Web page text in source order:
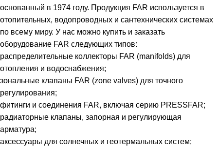
основанный в 1974 году. Продукция FAR используется в
отопительных, водопроводных и сантехнических системах
по всему миру. У нас можно купить и заказать
оборудование FAR следующих типов:
распределительные коллекторы FAR (manifolds) для
отопления и водоснабжения;
зональные клапаны FAR (zone valves) для точного
регулирования;
фитинги и соединения FAR, включая серию PRESSFAR;
радиаторные клапаны, запорная и регулирующая
арматура;
аксессуары для солнечных и геотермальных систем;